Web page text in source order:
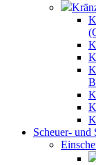
Scheuer- und